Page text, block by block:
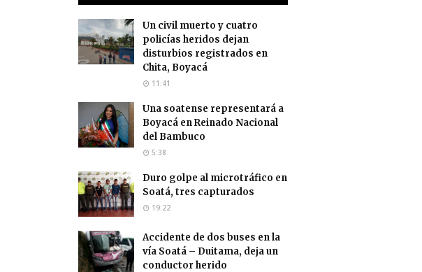
Un civil muerto y cuatro
policías heridos dejan
disturbios registrados en
Chita, Boyacá
11:41
Una soatense representará a
Boyacá en Reinado Nacional
del Bambuco
5:38
Duro golpe al microtráfico en
Soatá, tres capturados
19:22
Accidente de dos buses en la
vía Soatá – Duitama, deja un
conductor herido